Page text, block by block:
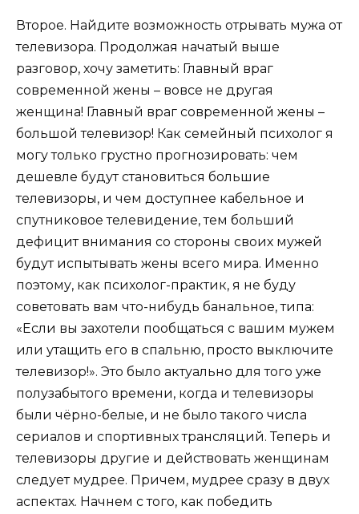
Второе. Найдите возможность отрывать мужа от
телевизора. Продолжая начатый выше
разговор, хочу заметить: Главный враг
современной жены – вовсе не другая
женщина! Главный враг современной жены –
большой телевизор! Как семейный психолог я
могу только грустно прогнозировать: чем
дешевле будут становиться большие
телевизоры, и чем доступнее кабельное и
спутниковое телевидение, тем больший
дефицит внимания со стороны своих мужей
будут испытывать жены всего мира. Именно
поэтому, как психолог-практик, я не буду
советовать вам что-нибудь банальное, типа:
«Если вы захотели пообщаться с вашим мужем
или утащить его в спальню, просто выключите
телевизор!». Это было актуально для того уже
полузабытого времени, когда и телевизоры
были чёрно-белые, и не было такого числа
сериалов и спортивных трансляций. Теперь и
телевизоры другие и действовать женщинам
следует мудрее. Причем, мудрее сразу в двух
аспектах. Начнем с того, как победить